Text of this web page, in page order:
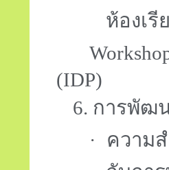
ห้องเรี
(IDP)
6. การพัฒ
·
ความ